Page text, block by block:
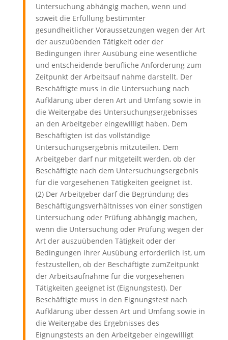
Untersuchung abhängig machen, wenn und
soweit die Erfüllung bestimmter
gesundheitlicher Voraussetzungen wegen der Art
der auszuübenden Tätigkeit oder der
Bedingungen ihrer Ausübung eine wesentliche
und entscheidende berufliche Anforderung zum
Zeitpunkt der Arbeitsauf nahme darstellt. Der
Beschäftigte muss in die Untersuchung nach
Aufklärung über deren Art und Umfang sowie in
die Weitergabe des Untersuchungsergebnisses
an den Arbeitgeber eingewilligt haben. Dem
Beschäftigten ist das vollständige
Untersuchungsergebnis mitzuteilen. Dem
Arbeitgeber darf nur mitgeteilt werden, ob der
Beschäftigte nach dem Untersuchungsergebnis
für die vorgesehenen Tätigkeiten geeignet ist.
(2) Der Arbeitgeber darf die Begründung des
Beschäftigungsverhältnisses von einer sonstigen
Untersuchung oder Prüfung abhängig machen,
wenn die Untersuchung oder Prüfung wegen der
Art der auszuübenden Tätigkeit oder der
Bedingungen ihrer Ausübung erforderlich ist, um
festzustellen, ob der Beschäftigte zumZeitpunkt
der Arbeitsaufnahme für die vorgesehenen
Tätigkeiten geeignet ist (Eignungstest). Der
Beschäftigte muss in den Eignungstest nach
Aufklärung über dessen Art und Umfang sowie in
die Weitergabe des Ergebnisses des
Eignungstests an den Arbeitgeber eingewilligt